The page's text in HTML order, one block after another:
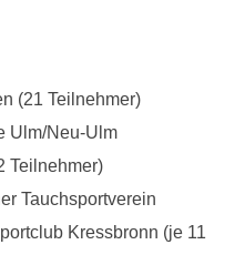
(21 Teilnehmer)
Ulm/Neu-Ulm
Teilnehmer)
Tauchsportverein
Kressbronn (je 11